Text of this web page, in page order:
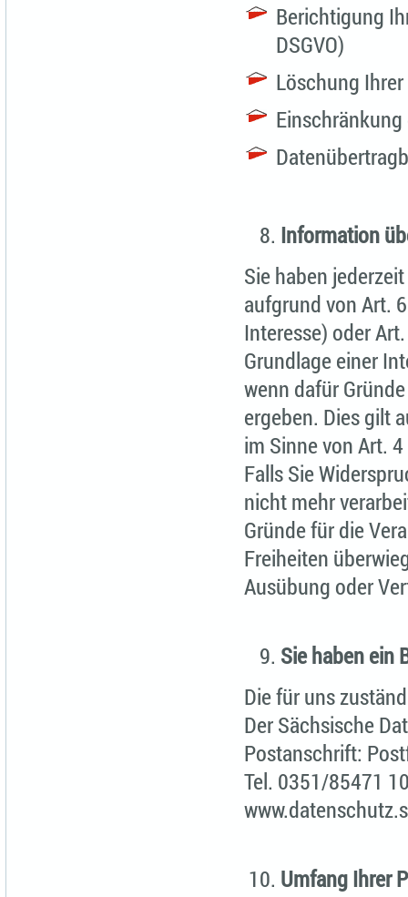
Berichtigung
DSGVO)
Löschung
Information
Sie haben
aufgrund von Art.
Interesse) oder
Grundlage einer
wenn dafür
ergeben. Dies gilt
im Sinne von Art. 4
Falls Sie
nicht mehr
Gründe für die
Freiheiten
Ausübung oder
Sie haben ein
Die für uns
Der Sächsische
Postanschrift:
Tel. 0351/85471
Umfang Ihrer